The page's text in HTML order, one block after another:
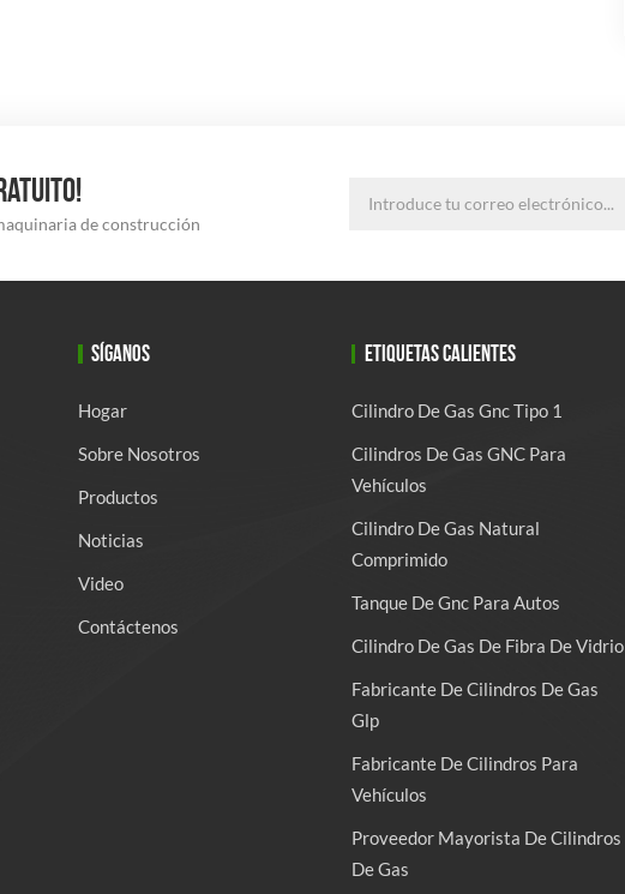
de construcción
SÍGANOS
Hogar
Sobre Nosotros
Productos
Noticias
Video
Contáctenos
ETIQUETAS CALIENTES
Cilindro De Gas Gnc Tipo 1
Cilindros De Gas GNC Para
Vehículos
Cilindro De Gas Natural
Comprimido
Tanque De Gnc Para Autos
Cilindro De Gas De Fibra De Vidrio
Fabricante De Cilindros De Gas
Glp
Fabricante De Cilindros Para
Vehículos
Proveedor Mayorista De Cilindros
De Gas